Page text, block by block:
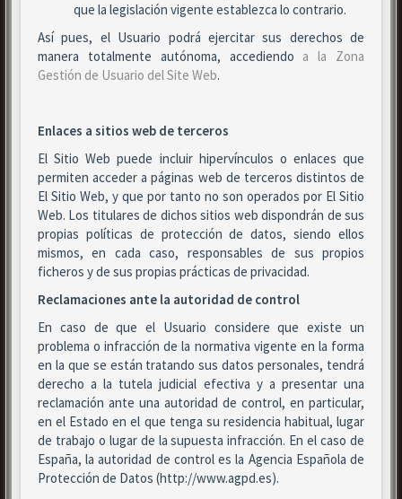
que la legislación vigente establezca lo contrario.
Así pues, el Usuario podrá ejercitar sus derechos de
manera totalmente autónoma, accediendo a la Zona
Gestión de Usuario del Site Web.
Enlaces a sitios web de terceros
El Sitio Web puede incluir hipervínculos o enlaces que
permiten acceder a páginas web de terceros distintos de
El Sitio Web, y que por tanto no son operados por El Sitio
Web. Los titulares de dichos sitios web dispondrán de sus
propias políticas de protección de datos, siendo ellos
mismos, en cada caso, responsables de sus propios
ficheros y de sus propias prácticas de privacidad.
Reclamaciones ante la autoridad de control
En caso de que el Usuario considere que existe un
problema o infracción de la normativa vigente en la forma
en la que se están tratando sus datos personales, tendrá
derecho a la tutela judicial efectiva y a presentar una
reclamación ante una autoridad de control, en particular,
en el Estado en el que tenga su residencia habitual, lugar
de trabajo o lugar de la supuesta infracción. En el caso de
España, la autoridad de control es la Agencia Española de
Protección de Datos (http://www.agpd.es).